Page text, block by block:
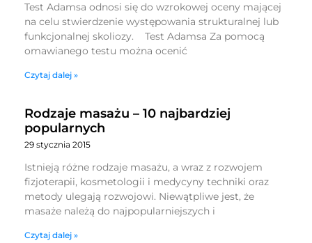
Test Adamsa odnosi się do wzrokowej oceny mającej
na celu stwierdzenie występowania strukturalnej lub
funkcjonalnej skoliozy. Test Adamsa Za pomocą
omawianego testu można ocenić
Czytaj dalej »
Rodzaje masażu – 10 najbardziej
popularnych
29 stycznia 2015
Istnieją różne rodzaje masażu, a wraz z rozwojem
fizjoterapii, kosmetologii i medycyny techniki oraz
metody ulegają rozwojowi. Niewątpliwe jest, że
masaże należą do najpopularniejszych i
Czytaj dalej »